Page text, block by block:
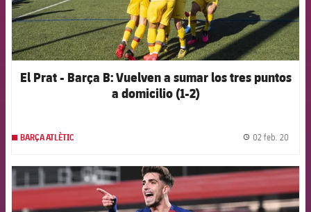
El Prat - Barça B: Vuelven a sumar los tres puntos
a domicilio (1-2)
BARÇA ATLÈTIC 02 feb. 20
FCB Barcelona badge